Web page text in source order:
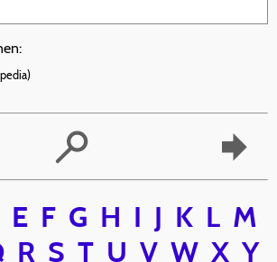
E F G H I J K L M
R S T U V W X Y